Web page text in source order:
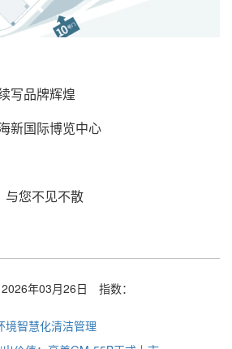
写品牌辉煌
新国际博览中心
您不见不散
年03月26日 指数：
境智慧化清洁管理